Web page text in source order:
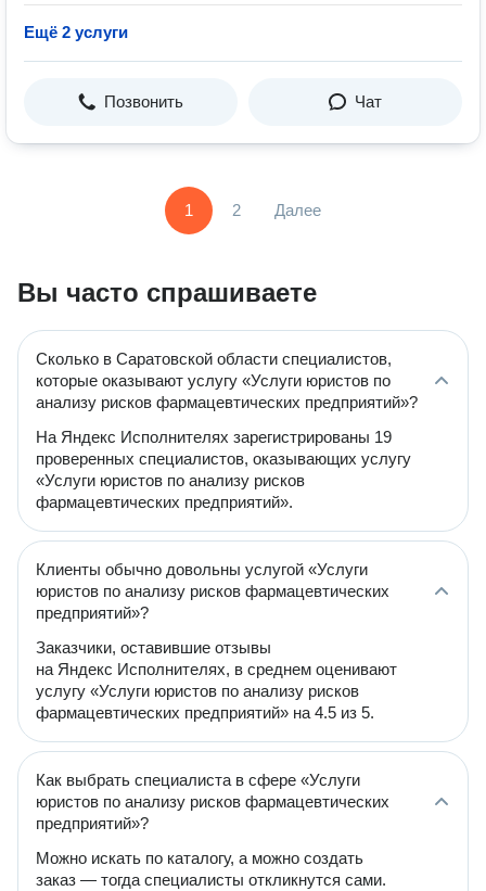
Ещё 2 услуги
Позвонить Чат
1 2 Далее
Вы часто спрашиваете
Сколько в Саратовской области специалистов,
которые оказывают услугу «Услуги юристов по
анализу рисков фармацевтических предприятий»?
На Яндекс Исполнителях зарегистрированы 19
проверенных специалистов, оказывающих услугу
«Услуги юристов по анализу рисков
фармацевтических предприятий».
Клиенты обычно довольны услугой «Услуги
юристов по анализу рисков фармацевтических
предприятий»?
Заказчики, оставившие отзывы
на Яндекс Исполнителях, в среднем оценивают
услугу «Услуги юристов по анализу рисков
фармацевтических предприятий» на 4.5 из 5.
Как выбрать специалиста в сфере «Услуги
юристов по анализу рисков фармацевтических
предприятий»?
Можно искать по каталогу, а можно создать
заказ — тогда специалисты откликнутся сами.